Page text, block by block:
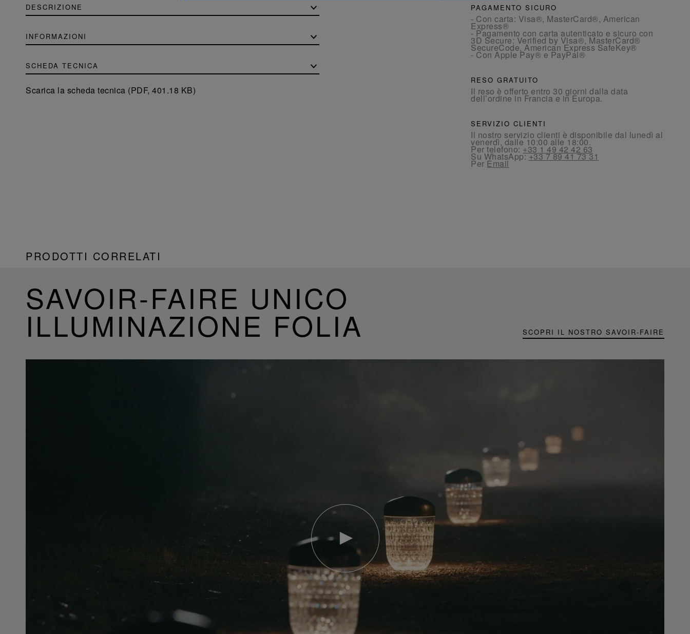
DESCRIZIONE
INFORMAZIONI
SCHEDA TECNICA
Scarica la scheda tecnica (PDF, 401.18 KB)
PAGAMENTO SICURO
- Con carta: Visa®, MasterCard®, American
Express®
- Pagamento con carta autenticato e sicuro con
3D Secure: Verified by Visa®, MasterCard®
SecureCode, American Express SafeKey®
- Con Apple Pay® e PayPal®
RESO GRATUITO
Il reso è offerto entro 30 giorni dalla data
dell’ordine in Francia e in Europa.
SERVIZIO CLIENTI
Il nostro servizio clienti è disponibile dal lunedì al
venerdì, dalle 10:00 alle 18:00.
Per telefono:+33 1 49 42 42 63
Su WhatsApp:+33 7 89 41 73 31
PerEmail
PRODOTTI CORRELATI
SAVOIR-FAIRE UNICO
ILLUMINAZIONE FOLIA SCOPRI IL NOSTRO SAVOIR-FAIRE
Video
YouTube,
lampada
portatile
mini
Folia